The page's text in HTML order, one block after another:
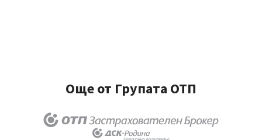
Още от Групата ОТП